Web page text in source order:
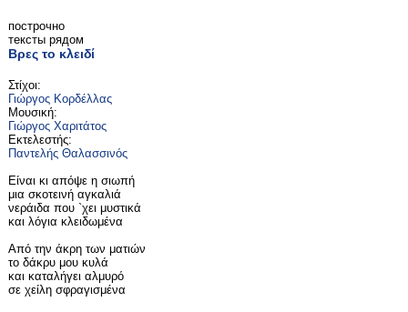
построчно
тексты рядом
Βρες το κλειδί
Στίχοι:
Γιώργος Κορδέλλας
Μουσική:
Γιώργος Χαριτάτος
Εκτελεστής:
Παντελής Θαλασσινός
Είναι κι απόψε η σιωπή
μια σκοτεινή αγκαλιά
νεράιδα που `χει μυστικά
και λόγια κλειδωμένα
Από την άκρη των ματιών
το δάκρυ μου κυλά
και καταλήγει αλμυρό
σε χείλη σφραγισμένα